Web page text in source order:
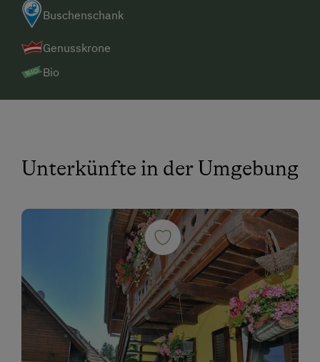
Buschenschank
Genusskrone
Bio
Unterkünfte in der Umgebung